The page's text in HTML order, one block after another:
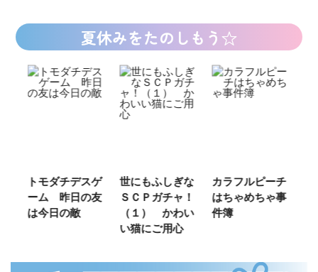
夏休みをたのしもう☆
トモダチデスゲ
ーム 昨日の友
は今日の敵
世にもふしぎな
ＳＣＰガチャ！
（１） かわい
い猫にご用心
カラフルピーチ
はちゃめちゃ事
件簿